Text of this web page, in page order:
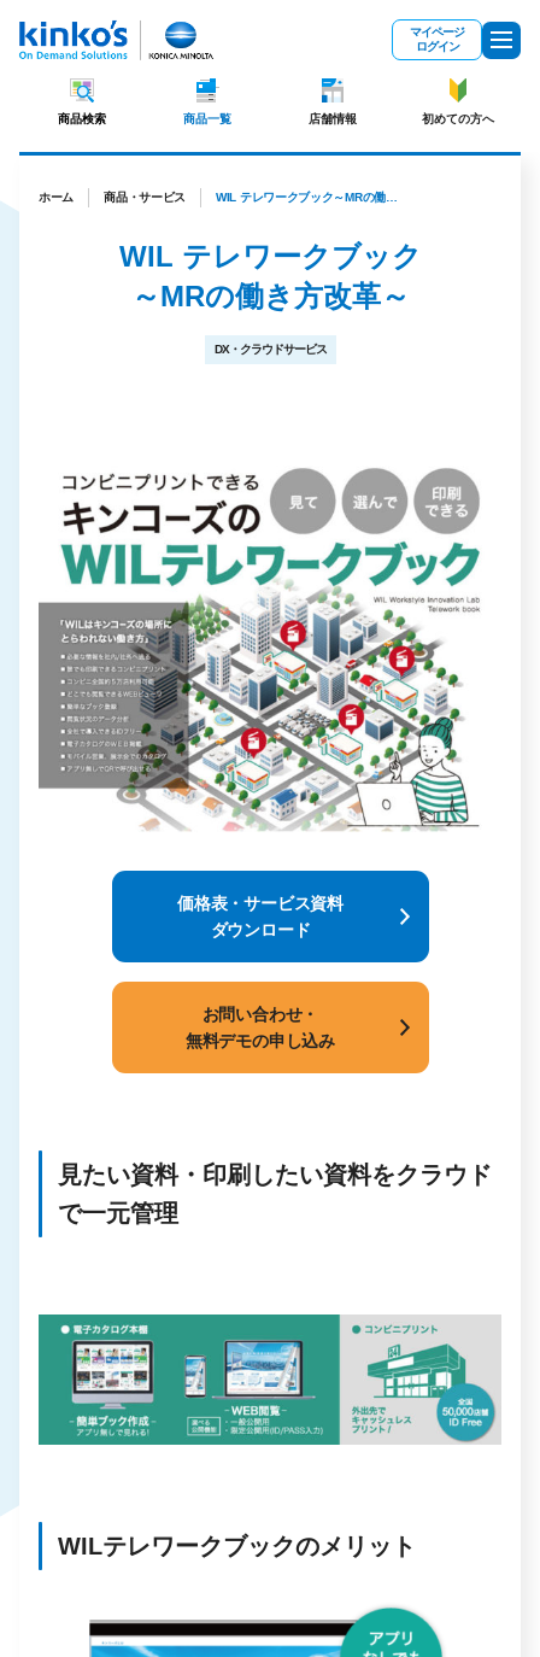
マイページ
ログイン
商品検索 商品一覧 店舗情報 初めての方へ
ホーム 商品・サービス WIL テレワークブック～MRの働き方改革～
WIL テレワークブック
～MRの働き方改革～
DX・クラウドサービス
価格表・サービス資料
ダウンロード
お問い合わせ・
無料デモの申し込み
見たい資料・印刷したい資料をクラウド
で一元管理
WILテレワークブックのメリット